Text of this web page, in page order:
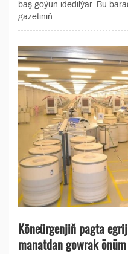
baş goýun idedilýär. Bu
gazetiniň...
Köneürgenjiň pagta
manatdan gowrak